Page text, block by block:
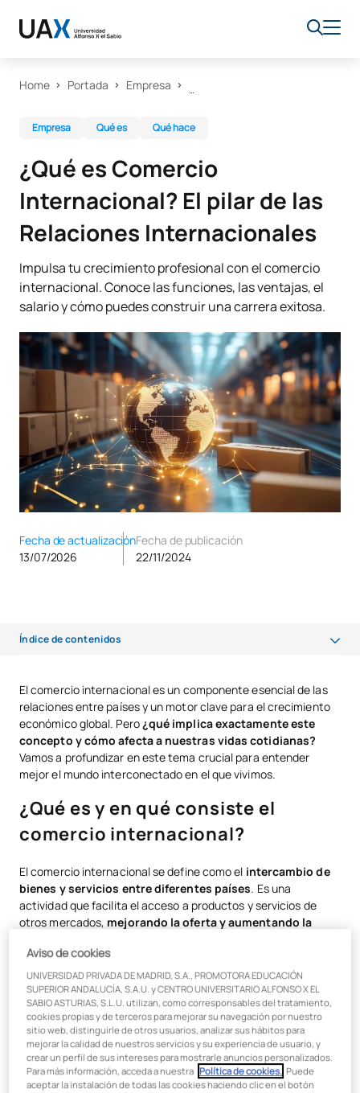
Home Portada Empresa
Empresa Qué es Qué hace
¿Qué es Comercio
Internacional? El pilar de las
Relaciones Internacionales
Impulsa tu crecimiento profesional con el comercio
internacional. Conoce las funciones, las ventajas, el
salario y cómo puedes construir una carrera exitosa.
Fecha de actualización
13/07/2026
Fecha de publicación
22/11/2024
Índice de contenidos
Funciones de un profesional en comercio exterior
Importancia del comercio en las relaciones internacionales
Teorías clásicas del comercio exterior y otras tendencias
Ventajas del comercio internacional
Oportunidades laborales y sueldo de un profesional en comercio
Qué estudia Comercio Internacional y Relaciones Internacionales en
UAX
El comercio internacional es un componente esencial de las
relaciones entre países y un motor clave para el crecimiento
económico global. Pero¿qué implica exactamente este
concepto y cómo afecta a nuestras vidas cotidianas?
Vamos a profundizar en este tema crucial para entender
mejor el mundo interconectado en el que vivimos.
¿Qué es y en qué consiste el
comercio internacional?
El comercio internacional se define como el intercambio de
bienes y servicios entre diferentes países. Es una
actividad que facilita el acceso a productos y servicios de
otros mercados, mejorando la oferta y aumentando la
tratados y regulaciones
estable de mercancías.
La comercialización internacional es, en esencia, el proceso
que permite a empresas llevar sus productos a mercados
externos, generando así unared económica interconectada
y globalizada.Esto incluye:
Investigación de mercados internacionales.
Aviso de cookies
UNIVERSIDAD PRIVADA DE MADRID, S.A., PROMOTORA EDUCACIÓN
SUPERIOR ANDALUCÍA, S.A.U. y CENTRO UNIVERSITARIO ALFONSO X EL
SABIO ASTURIAS, S.L.U. utilizan, como corresponsables del tratamiento,
cookies propias y de terceros para mejorar su navegación por nuestro
sitio web, distinguirle de otros usuarios, analizar sus hábitos para
mejorar la calidad de nuestros servicios y su experiencia de usuario, y
crear un perfil de sus intereses para mostrarle anuncios personalizados.
Para más información, acceda a nuestra Política de cookies. . Puede
aceptar la instalación de todas las cookies haciendo clic en el botón